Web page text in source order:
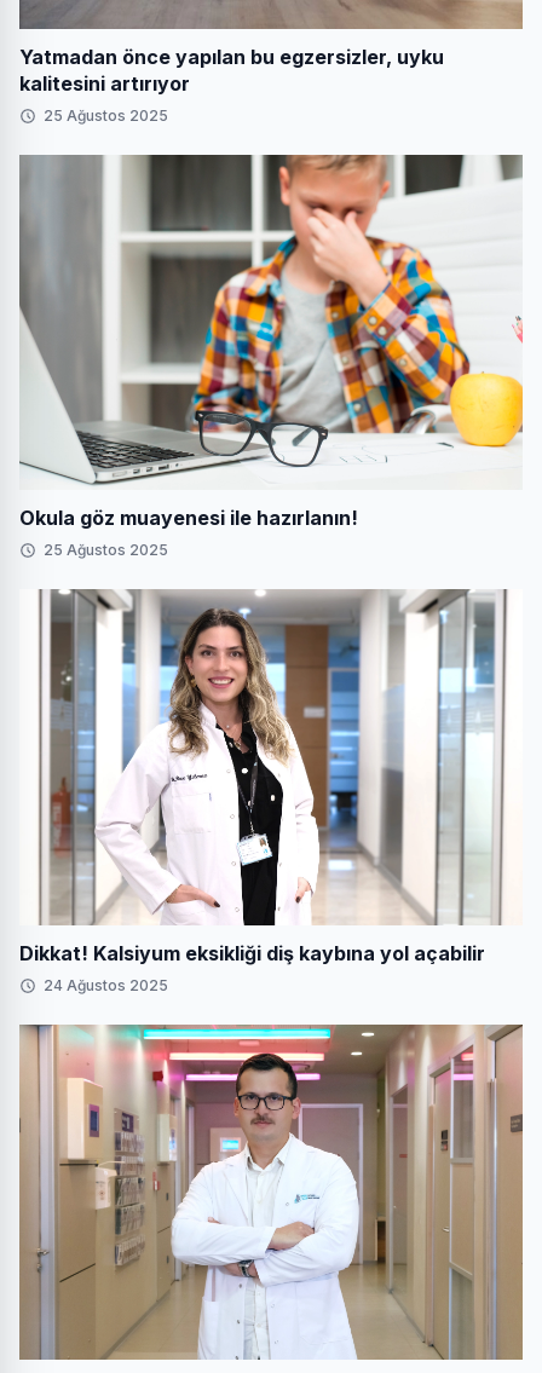
Yatmadan önce yapılan bu egzersizler, uyku
kalitesini artırıyor
25 Ağustos 2025
Okula göz muayenesi ile hazırlanın!
25 Ağustos 2025
Dikkat! Kalsiyum eksikliği diş kaybına yol açabilir
24 Ağustos 2025